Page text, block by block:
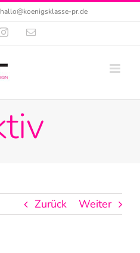
hallo@koenigsklasse-pr.de
Instagram
E-
Zurück Weiter